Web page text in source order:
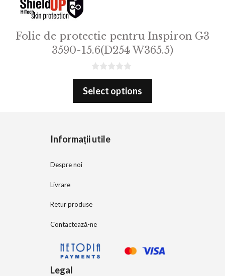
Folie de protectie pentru Inspiron G3
3590-15.6(D254 W365.5)
0
u
Select options
Informații utile
Despre noi
Livrare
Retur produse
Contactează-ne
Legal